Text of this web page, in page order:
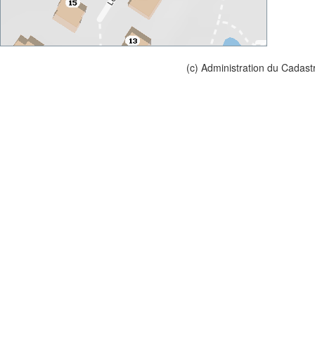
(c) Administration du